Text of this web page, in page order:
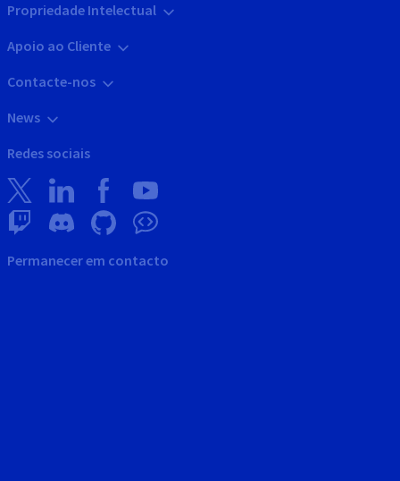
Propriedade Intelectual
Apoio ao Cliente
Contacte-nos
News
Redes sociais
Permanecer em contacto